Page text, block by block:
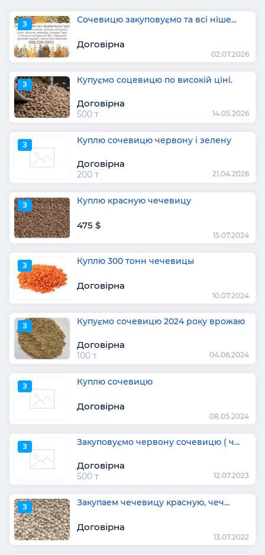
З Сочевицю закуповуємо та всі ніше...
Договірна
02.07.2026
З Купуємо соцевицю по високій ціні.
Договірна
500 т 14.05.2026
З Куплю сочевицю червону і зелену
Договірна
200 т 21.04.2026
З Куплю красную чечевицу
475 $
15.07.2024
З Куплю 300 тонн чечевицы
Договірна
10.07.2024
З Купуємо сочевицю 2024 року врожаю
Договірна
100 т 04.06.2024
З Куплю сочевицю
Договірна
08.05.2024
З Закуповуємо червону сочевицю ( ч...
Договірна
500 т 12.07.2023
З Закупаем чечевицу красную, чеч...
Договірна
13.07.2022